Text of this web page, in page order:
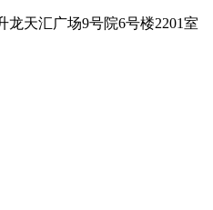
龙天汇广场9号院6号楼2201室